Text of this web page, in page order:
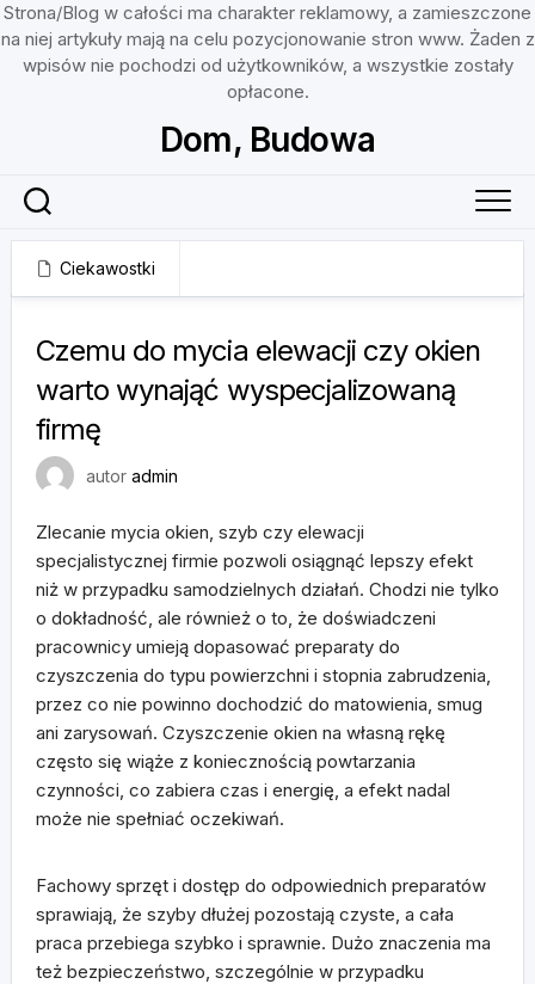
Strona/Blog w całości ma charakter reklamowy, a zamieszczone
na niej artykuły mają na celu pozycjonowanie stron www. Żaden z
wpisów nie pochodzi od użytkowników, a wszystkie zostały
opłacone.
Dom, Budowa
Ciekawostki
Czemu do mycia elewacji czy okien
warto wynająć wyspecjalizowaną
firmę
autor admin
Zlecanie mycia okien, szyb czy elewacji
specjalistycznej firmie pozwoli osiągnąć lepszy efekt
niż w przypadku samodzielnych działań. Chodzi nie tylko
o dokładność, ale również o to, że doświadczeni
pracownicy umieją dopasować preparaty do
czyszczenia do typu powierzchni i stopnia zabrudzenia,
przez co nie powinno dochodzić do matowienia, smug
ani zarysowań. Czyszczenie okien na własną rękę
często się wiąże z koniecznością powtarzania
czynności, co zabiera czas i energię, a efekt nadal
może nie spełniać oczekiwań.
Fachowy sprzęt i dostęp do odpowiednich preparatów
sprawiają, że szyby dłużej pozostają czyste, a cała
praca przebiega szybko i sprawnie. Dużo znaczenia ma
też bezpieczeństwo, szczególnie w przypadku